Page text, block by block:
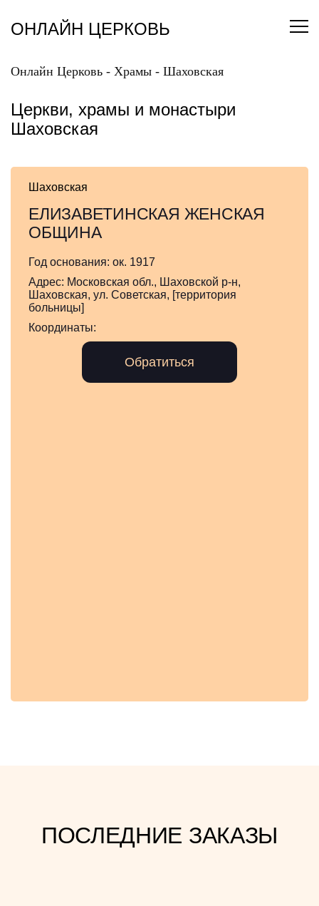
содержанию
ОНЛАЙН ЦЕРКОВЬ
Онлайн Церковь - Храмы - Шаховская
Церкви, храмы и монастыри
Шаховская
Шаховская
ЕЛИЗАВЕТИНСКАЯ ЖЕНСКАЯ
ОБЩИНА
Год основания: ок. 1917
Адрес: Московская обл., Шаховской р-н,
Шаховская, ул. Советская, [территория
больницы]
Координаты:
Обратиться
ПОСЛЕДНИЕ ЗАКАЗЫ